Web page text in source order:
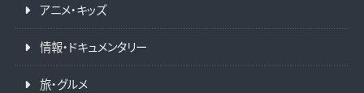
アニメ・キッズ
情報・ドキュメンタリー
旅・グルメ